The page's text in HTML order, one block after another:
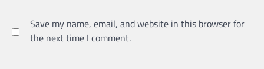
Save my name, email, and website in this browser for
the next time I comment.